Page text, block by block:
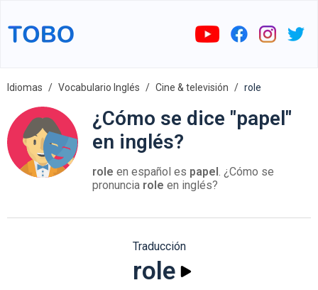
Idiomas Vocabulario Inglés Cine & televisión role
¿Cómo se dice "papel"
en inglés?
role en español es papel. ¿Cómo se
pronuncia role en inglés?
Traducción
role